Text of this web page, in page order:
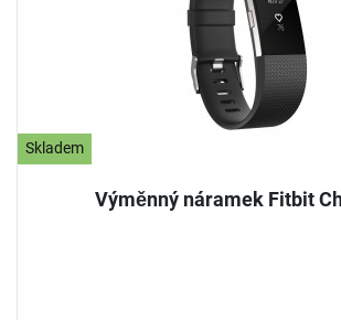
Skladem
Výměnný náramek Fitbit